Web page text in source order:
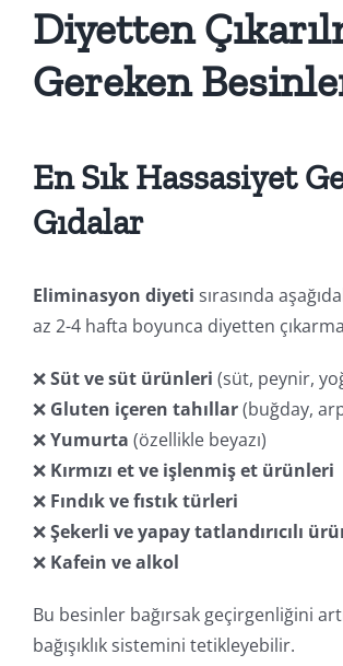
Diyetten
Gereken
En Sık Hassasiyet
Gıdalar
Eliminasyon diyeti sırasında
az 2-4 hafta boyunca diyetten
❌Süt ve süt ürünleri (süt, peynir,
❌ Gluten içeren tahıllar(buğday,
❌Yumurta (özellikle beyazı)
❌ Kırmızı et ve işlenmiş et ürünleri
❌ Fındık ve fıstık türleri
❌Şekerli ve yapay tatlandırıcılı
❌ Kafein ve alkol
Bu besinler bağırsak geçirgenliğini
bağışıklık sistemini tetikleyebilir.